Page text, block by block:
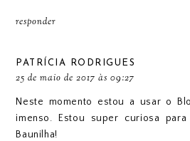
responder
PATRÍCIA RODRIGUES
25 de maio de 2017 às 09:27
Neste momento estou a usar o
imenso. Estou super curiosa
Baunilha!